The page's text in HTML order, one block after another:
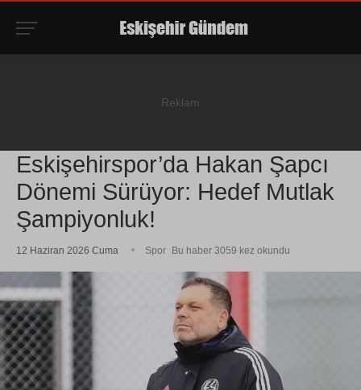
Eskişehirspor’da Hakan Şapcı
Dönemi Sürüyor: Hedef Mutlak
Şampiyonluk!
12 Haziran 2026 Cuma Spor Bu haber 3059 kez okundu